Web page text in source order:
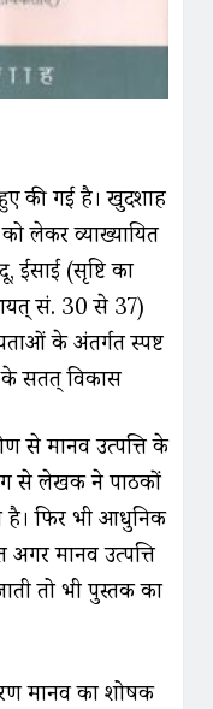
की गई है। खुदशाह
लेकर व्याख्यायित
ईसाई (सृष्टि का
सं. 30 से 37)
के अंतर्गत स्पष्ट
के सतत् विकास
से मानव उत्पत्ति के
ढंग से लेखक ने पाठकों
है। फिर भी आधुनिक
मानव उत्पत्ति
तो भी पुस्तक का
मानव का शोषक